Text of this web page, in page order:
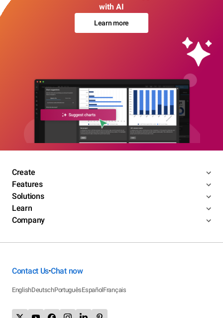
with AI
Learn more
Create
Features
Solutions
Learn
Company
Contact Us•Chat now
EnglishDeutschPortuguêsEspañolFrançais